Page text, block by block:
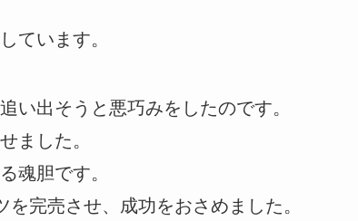
ています。
い出そうと悪巧みをしたのです。
ました。
魂胆です。
完売させ、成功をおさめました。